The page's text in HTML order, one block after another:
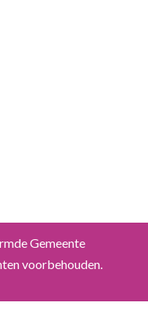
Gemeente
voorbehouden.